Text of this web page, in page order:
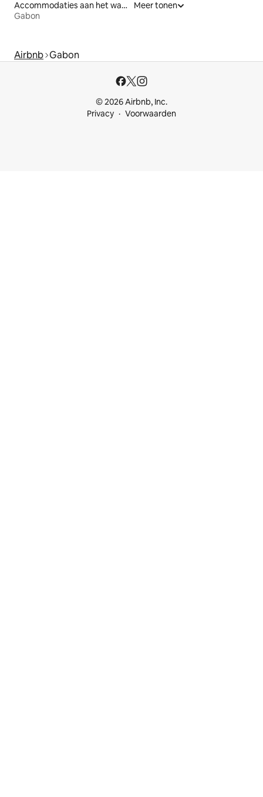
Accommodaties aan het water
Gabon
Meer tonen
Airbnb Gabon
© 2026 Airbnb, Inc.
Privacy
Voorwaarden